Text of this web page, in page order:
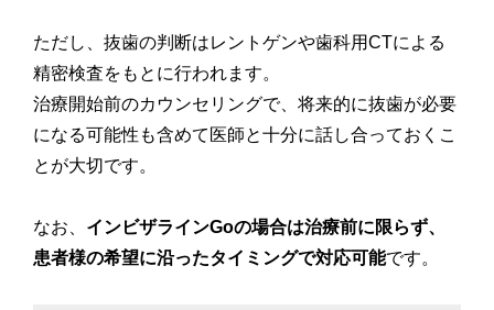
ただし、抜歯の判断はレントゲンや歯科用CTによる
精密検査をもとに行われます。
治療開始前のカウンセリングで、将来的に抜歯が必要
になる可能性も含めて医師と十分に話し合っておくこ
とが大切です。
なお、 インビザラインGoの場合は治療前に限らず、
患者様の希望に沿ったタイミングで対応可能です。